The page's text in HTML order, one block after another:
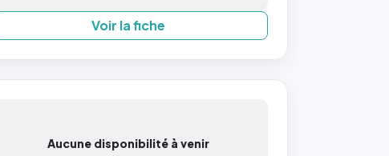
Voir la fiche
Aucune disponibilité à venir